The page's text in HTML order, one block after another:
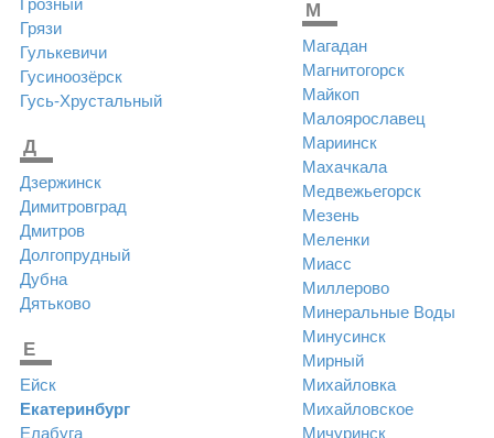
Грозный
Грязи
Гулькевичи
Гусиноозёрск
Гусь-Хрустальный
Д
Дзержинск
Димитровград
Дмитров
Долгопрудный
Дубна
Дятьково
Е
Ейск
Екатеринбург
Елабуга
М
Магадан
Магнитогорск
Майкоп
Малоярославец
Мариинск
Махачкала
Медвежьегорск
Мезень
Меленки
Миасс
Миллерово
Минеральные Воды
Минусинск
Мирный
Михайловка
Михайловское
Мичуринск